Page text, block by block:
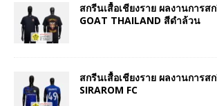
สกรีนเสื้อเชียงราย ผลงานการส
GOAT THAILAND สีดำล้วน
สกรีนเสื้อเชียงราย ผลงานการส
SIRAROM FC